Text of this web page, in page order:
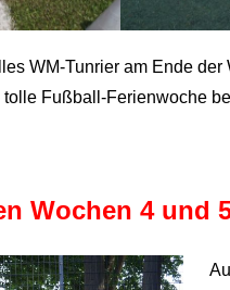
WM-Tunrier am Ende
tolle Fußball-Ferienwoche
Wochen 4 und